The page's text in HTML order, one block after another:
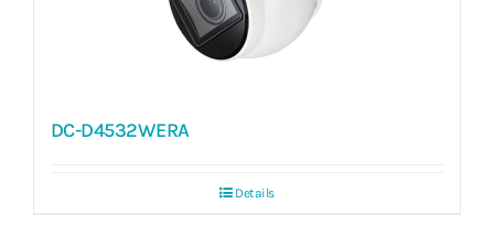
DC-D4532WERA
Details